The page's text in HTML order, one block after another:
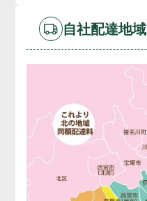
自社配達地域